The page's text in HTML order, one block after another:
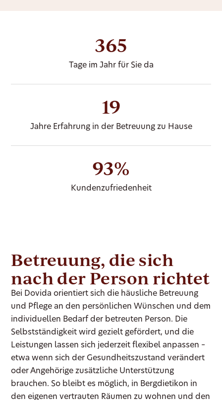
365
Tage im Jahr für Sie da
19
Jahre Erfahrung in der Betreuung zu Hause
93%
Kundenzufriedenheit
Betreuung, die sich
nach der Person richtet
Bei Dovida orientiert sich die häusliche Betreuung
und Pflege an den persönlichen Wünschen und dem
individuellen Bedarf der betreuten Person. Die
Selbstständigkeit wird gezielt gefördert, und die
Leistungen lassen sich jederzeit flexibel anpassen –
etwa wenn sich der Gesundheitszustand verändert
oder Angehörige zusätzliche Unterstützung
brauchen. So bleibt es möglich, in Bergdietikon in
den eigenen vertrauten Räumen zu wohnen und den